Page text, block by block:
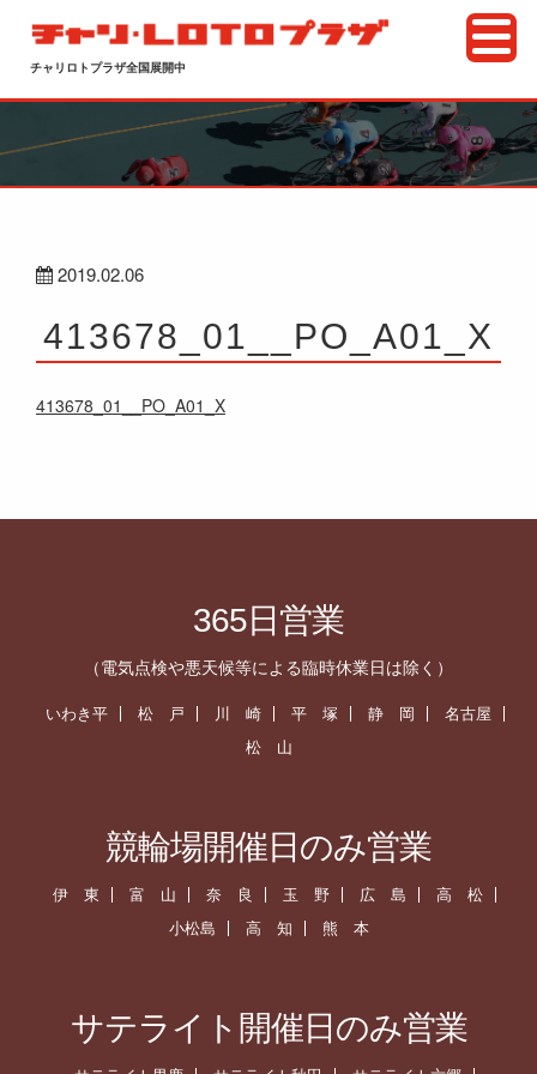
チャリロトプラザ全国展開中
2019.02.06
413678_01__PO_A01_X
413678_01__PO_A01_X
365日営業
（電気点検や悪天候等による臨時休業日は除く）
いわき平 松 戸 川 崎 平 塚 静 岡
名古屋
松 山
競輪場開催日のみ営業
伊 東 富 山 奈 良 玉 野 広 島
高 松
小松島
高 知 熊 本
サテライト開催日のみ営業